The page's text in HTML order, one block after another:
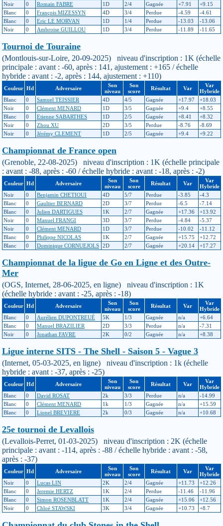
Noir
0 Romain FABRE 1D 2/4 Gagnée +7.91
+9.15
Blanc
0 François MIZESSYN 4D 3/4 Perdue -4.59
-4.61
Blanc
0 Eric LE MORVAN 1D 1/4 Perdue -13.03
-13.06
Noir
0 Ambroise GUILLOU 1D 3/4 Perdue -11.89 -11.65
Tournoi de Touraine
(Montlouis-sur-Loire, 20-09-2025) niveau d'inscription : 1K (échelle
principale : avant : -60, après : 141, ajustement : +165 / échelle
hybride : avant : -2, après : 144, ajustement : +110)
Couleur Hd Adversaire
Son
niveau
Son
score
Résultat Var
Var
Hybride
Blanc
0 Samuel TEISSIER 4D 4/5 Gagnée +17.97
+18.03
Noir
0 Clément MENARD 1D 3/5 Gagnée +9.4
+8.55
Blanc
0 Etienne SABARTHES 1D 2/5 Gagnée +8.41
+8.32
Noir
0 Zhou XU 2D 3/5 Perdue -8.76
-8.69
Noir
0 Jérémy CLEMENT 1D 2/5 Gagnée +9.4 +9.22
Championnat de France open
(Grenoble, 22-08-2025) niveau d'inscription : 1K (échelle principale
: avant : -88, après : -60 / échelle hybride : avant : -18, après : -2)
Couleur Hd Adversaire
Son
niveau
Son
score
Résultat Var
Var
Hybride
Noir
0 Benjamin CHETIOUI 4D 5/7 Perdue -3.85
-4.3
Blanc
0 Gaultier BERNARD 2D 3/7 Perdue -6.5
-7.14
Blanc
0 Julien DARTIGUES 1K 2/7 Gagnée +17.36
+13.92
Noir
0 Manuel FRANGI 3D 3/7 Perdue -4.84
-5.37
Noir
0 Clément MENARD 1D 3/7 Perdue -10.02
-11.12
Blanc
0 Philippe NICOLAS 1K 2/7 Gagnée +15.75
+12.72
Blanc
0 Dominique CORNUEJOLS 2D 2/7 Gagnée +20.14 +17.27
Championnat de la ligue de Go en Ligne et des Outre-
Mer
(OGS, Internet, 28-06-2025, en ligne) niveau d'inscription : 1K
(échelle hybride : avant : -25, après : -18)
Couleur Hd Adversaire
Son
niveau
Son
score
Résultat Var
Var
Hybride
Blanc
0 Aurélien DUPONTREUÉ 5K 1/3 Gagnée n/a
+6.64
Blanc
0 Manuel BRAZILIER 2D 3/3 Perdue n/a
-7.31
Noir
0 Jonathan FAVRE 2K 0/2 Gagnée n/a +8.38
Ligue interne SITS - The Shell - Saison 5 - Vague 3
(Internet, 05-03-2025, en ligne) niveau d'inscription : 1k (échelle
hybride : avant : -37, après : -25)
Couleur Hd Adversaire
Son
niveau
Son
score
Résultat Var
Var
Hybride
Blanc
0 David ROSAT 2k 3/3 Perdue n/a
-14.99
Blanc
0 Clément MENARD 1k 1/3 Gagnée n/a
+15.59
Blanc
0 Lionel BREVIERE 2k 0/3 Gagnée n/a +10.68
25e tournoi de Levallois
(Levallois-Perret, 01-03-2025) niveau d'inscription : 2K (échelle
principale : avant : -114, après : -88 / échelle hybride : avant : -58,
après : -37)
Couleur Hd Adversaire
Son
niveau
Son
score
Résultat Var
Var
Hybride
Noir
0 Lucas LIN 2K 2/4 Gagnée +11.73
+12.26
Blanc
0 Jeremie HERTZ 1K 2/4 Perdue -11.46
-11.96
Blanc
0 Simon ROSENBLATT 1K 2/4 Gagnée +15.06
+12.56
Noir
0 Chloé STAWSKI 3K 3/4 Gagnée +10.73 +8.7